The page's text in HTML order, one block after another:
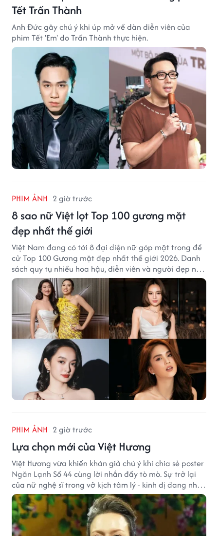
Tết Trấn Thành
Anh Đức gây chú ý khi úp mở về dàn diễn viên của
phim Tết 'Em' do Trấn Thành thực hiện.
PHIM ẢNH 2 giờ trước
8 sao nữ Việt lọt Top 100 gương mặt
đẹp nhất thế giới
Việt Nam đang có tới 8 đại diện nữ góp mặt trong đề
cử Top 100 Gương mặt đẹp nhất thế giới 2026. Danh
sách quy tụ nhiều hoa hậu, diễn viên và người đẹp nổi
tiếng của showbiz Việt.
PHIM ẢNH 2 giờ trước
Lựa chọn mới của Việt Hương
Việt Hương vừa khiến khán giả chú ý khi chia sẻ poster
Ngăn Lạnh Số 44 cùng lời nhắn đầy tò mò. Sự trở lại
của nữ nghệ sĩ trong vở kịch tâm lý - kinh dị đang nhận
được nhiều quan tâm từ công chúng.